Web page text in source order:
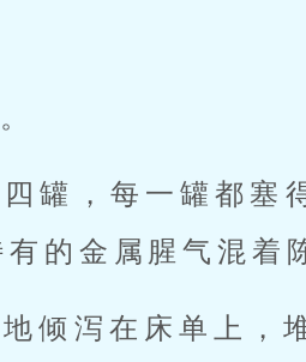
罐，每一罐都塞
的金属腥气混着
倾泻在床单上，